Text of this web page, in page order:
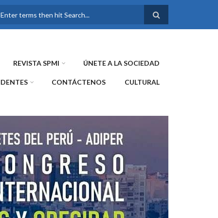
FORMULARIO DE
REVISTA SPMI ÚNETE A LA SOCIEDAD
CONTÁCTENOS CULTURAL